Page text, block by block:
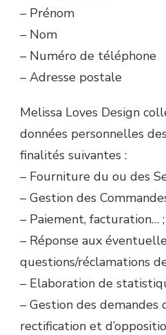
– Prénom
– Nom
– Numéro de téléphone
– Adresse postale
Melissa Loves Design
données personnelles
finalités suivantes :
– Fourniture du ou des
– Gestion des
– Paiement, facturation… ;
– Réponse aux
questions/réclamations
– Elaboration de
– Gestion des demandes
rectification et